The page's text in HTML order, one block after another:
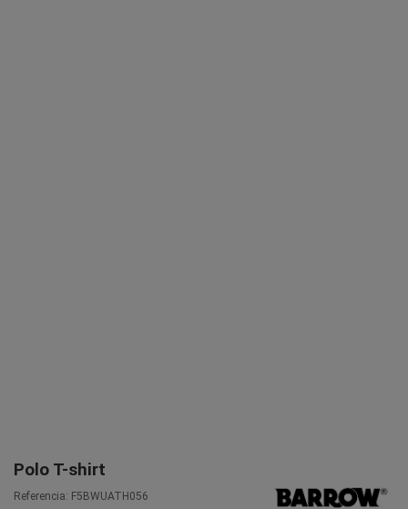
Polo T-shirt
Referencia: F5BWUATH056